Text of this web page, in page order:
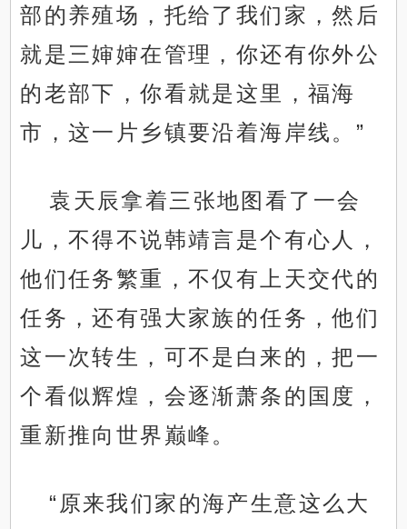
部的养殖场，托给了我们家，然后
就是三婶婶在管理，你还有你外公
的老部下，你看就是这里，福海
市，这一片乡镇要沿着海岸线。”
袁天辰拿着三张地图看了一会
儿，不得不说韩靖言是个有心人，
他们任务繁重，不仅有上天交代的
任务，还有强大家族的任务，他们
这一次转生，可不是白来的，把一
个看似辉煌，会逐渐萧条的国度，
重新推向世界巅峰。
“原来我们家的海产生意这么大